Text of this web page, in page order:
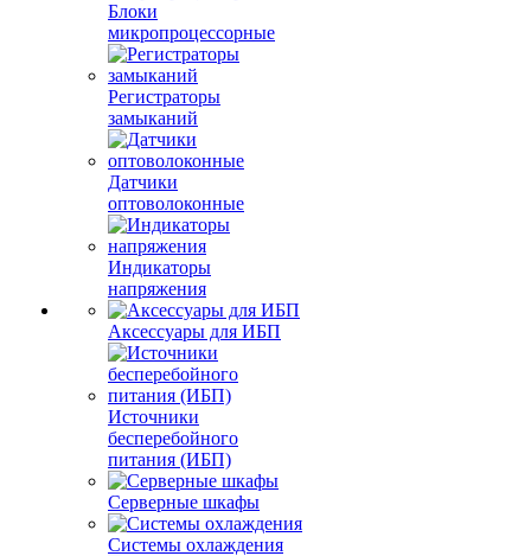
Блоки
микропроцессорные
Регистраторы
замыканий
Датчики
оптоволоконные
Индикаторы
напряжения
Аксессуары для ИБП
Источники
бесперебойного
питания (ИБП)
Серверные шкафы
Системы охлаждения